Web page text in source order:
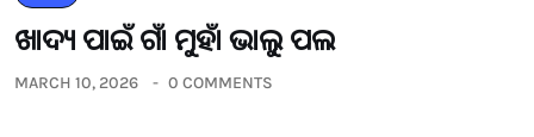
ଖାଦ୍ୟ ପାଇଁ ଗାଁ ମୁହାଁ ଭାଲୁ ପଲ
MARCH 10, 2026 0 COMMENTS